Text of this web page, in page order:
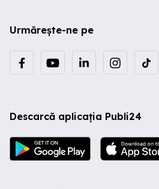
Urmărește-ne pe
Descarcă aplicația Publi24